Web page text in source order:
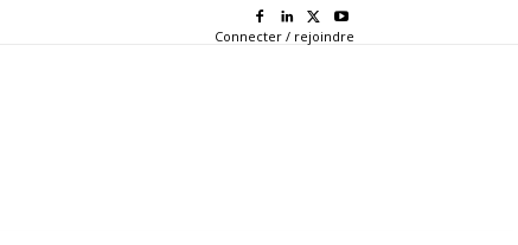
Connecter / rejoindre